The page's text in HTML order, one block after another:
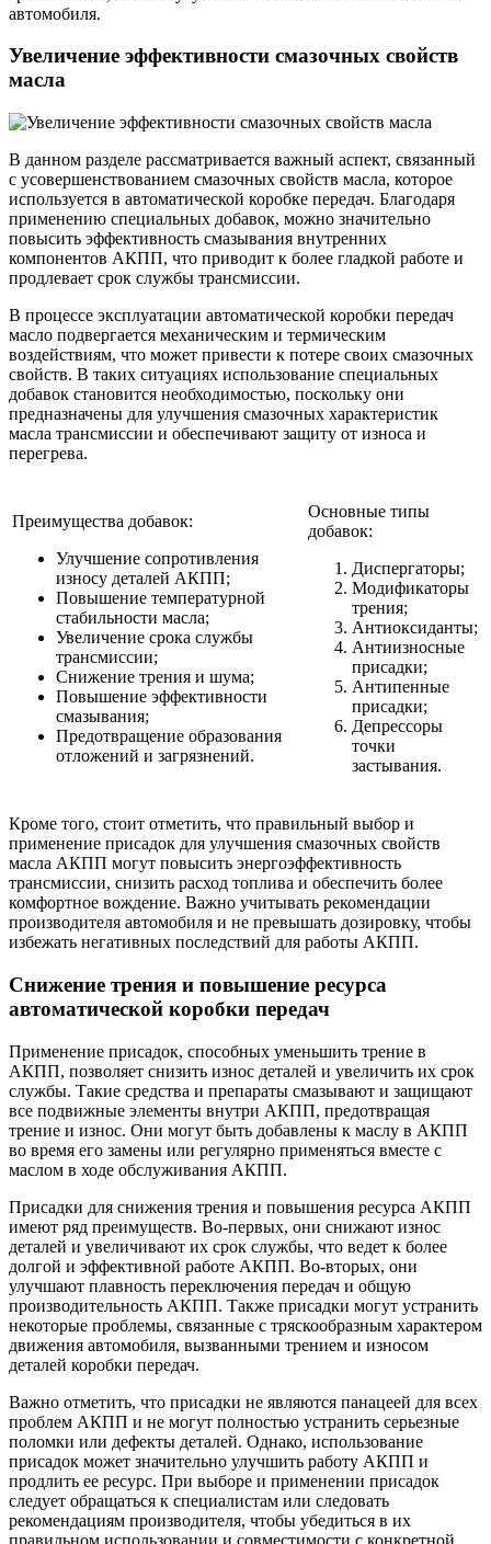
автомобиля.
Увеличение эффективности смазочных свойств
масла
В данном разделе рассматривается важный аспект, связанный
с усовершенствованием смазочных свойств масла, которое
используется в автоматической коробке передач. Благодаря
применению специальных добавок, можно значительно
повысить эффективность смазывания внутренних
компонентов АКПП, что приводит к более гладкой работе и
продлевает срок службы трансмиссии.
В процессе эксплуатации автоматической коробки передач
масло подвергается механическим и термическим
воздействиям, что может привести к потере своих смазочных
свойств. В таких ситуациях использование специальных
добавок становится необходимостью, поскольку они
предназначены для улучшения смазочных характеристик
масла трансмиссии и обеспечивают защиту от износа и
перегрева.
Преимущества добавок:
Улучшение сопротивления
износу деталей АКПП;
Повышение температурной
стабильности масла;
Увеличение срока службы
трансмиссии;
Снижение трения и шума;
Повышение эффективности
смазывания;
Предотвращение образования
отложений и загрязнений.
Основные типы
добавок:
Диспергаторы;
Модификаторы
трения;
Антиоксиданты;
Антиизносные
присадки;
Антипенные
присадки;
Депрессоры
точки
застывания.
Кроме того, стоит отметить, что правильный выбор и
применение присадок для улучшения смазочных свойств
масла АКПП могут повысить энергоэффективность
трансмиссии, снизить расход топлива и обеспечить более
комфортное вождение. Важно учитывать рекомендации
производителя автомобиля и не превышать дозировку, чтобы
избежать негативных последствий для работы АКПП.
Снижение трения и повышение ресурса
автоматической коробки передач
Применение присадок, способных уменьшить трение в
АКПП, позволяет снизить износ деталей и увеличить их срок
службы. Такие средства и препараты смазывают и защищают
все подвижные элементы внутри АКПП, предотвращая
трение и износ. Они могут быть добавлены к маслу в АКПП
во время его замены или регулярно применяться вместе с
маслом в ходе обслуживания АКПП.
Присадки для снижения трения и повышения ресурса АКПП
имеют ряд преимуществ. Во-первых, они снижают износ
деталей и увеличивают их срок службы, что ведет к более
долгой и эффективной работе АКПП. Во-вторых, они
улучшают плавность переключения передач и общую
производительность АКПП. Также присадки могут устранить
некоторые проблемы, связанные с тряскообразным характером
движения автомобиля, вызванными трением и износом
деталей коробки передач.
Важно отметить, что присадки не являются панацеей для всех
проблем АКПП и не могут полностью устранить серьезные
поломки или дефекты деталей. Однако, использование
присадок может значительно улучшить работу АКПП и
продлить ее ресурс. При выборе и применении присадок
следует обращаться к специалистам или следовать
рекомендациям производителя, чтобы убедиться в их
правильном использовании и совместимости с конкретной